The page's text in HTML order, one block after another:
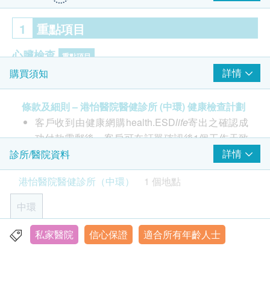
1 重點項目
心臟檢查 重點項目
靜態心電圖
肺功能 重點項目
肺部X光
男性相關疾病
睪丸自我檢查指導
2 基本項目
基本健康評估
購買須知 詳情
條款及細則 – 港怡醫院醫健診所 (中環) 健康檢查計劃
客戶收到由健康網購health.ESDlife寄出之確認成
功付款電郵後，客戶可在訂單確認後1個工作天致
電該中心預約 (電話：2810 9188)。
年齡
健康檢查計劃只適用於18歲或以上之人士
疫苗計劃則根據不同疫苗之適合年齡
有效期
診所/醫院資料
詳情
港怡醫院醫健診所（中環）
1 個地點
中環
香港中環皇后大道中16-18號新世界大廈1座20樓2008B室
私家醫院 信心保證 適合所有年齡人士